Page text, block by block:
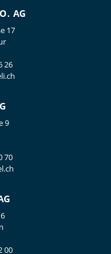
AG
17
26
9
70
00